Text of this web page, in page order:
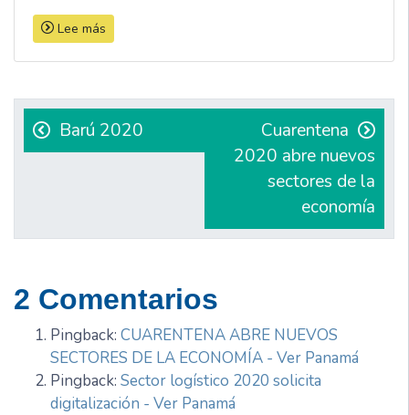
Lee más
Navegación
de
entradas
Barú 2020
Cuarentena
2020 abre nuevos
sectores de la
economía
2 Comentarios
Pingback: CUARENTENA ABRE NUEVOS
SECTORES DE LA ECONOMÍA - Ver Panamá
Pingback: Sector logístico 2020 solicita
digitalización - Ver Panamá